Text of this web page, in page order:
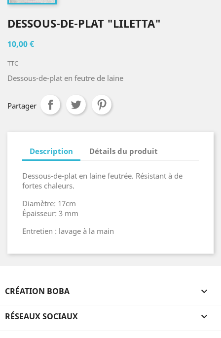
DESSOUS-DE-PLAT "LILETTA"
10,00 €
TTC
Dessous-de-plat en feutre de laine
Partager
Description Détails du produit
Dessous-de-plat en laine feutrée. Résistant à de
fortes chaleurs.
Diamètre: 17cm
Épaisseur: 3 mm
Entretien : lavage à la main
CRÉATION BOBA 
RÉSEAUX SOCIAUX 